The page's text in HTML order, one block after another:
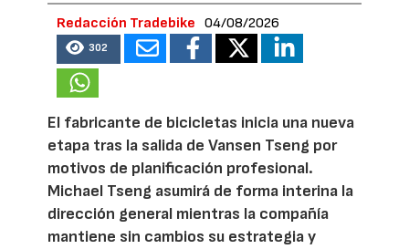
Redacción Tradebike 04/08/2026
302
El fabricante de bicicletas inicia una nueva
etapa tras la salida de Vansen Tseng por
motivos de planificación profesional.
Michael Tseng asumirá de forma interina la
dirección general mientras la compañía
mantiene sin cambios su estrategia y